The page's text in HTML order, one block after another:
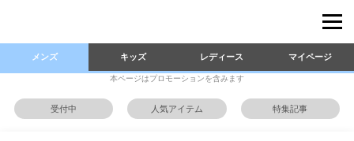
メンズ キッズ レディース マイページ
本ページはプロモーションを含みます
受付中 人気アイテム 特集記事